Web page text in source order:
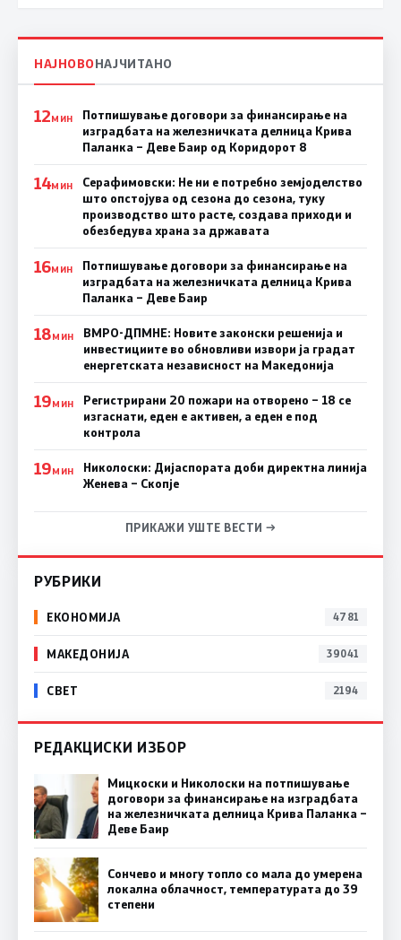
НАЈНОВОНАЈЧИТАНО
12МИН
Потпишување договори за финансирање на
изградбата на железничката делница Крива
Паланка – Деве Баир од Коридорот 8
14МИН
Серафимовски: Не ни е потребно земјоделство
што опстојува од сезона до сезона, туку
производство што расте, создава приходи и
обезбедува храна за државата
16МИН
Потпишување договори за финансирање на
изградбата на железничката делница Крива
Паланка – Деве Баир
18МИН
ВМРО-ДПМНЕ: Новите законски решенија и
инвестициите во обновливи извори ја градат
енергетската независност на Македонија
19МИН
Регистрирани 20 пожари на отворено – 18 се
изгаснати, еден е активен, а еден е под
контрола
19МИН
Николоски: Дијаспората доби директна линија
Женева – Скопје
ПРИКАЖИ УШТЕ ВЕСТИ →
РУБРИКИ
ЕКОНОМИЈА 4781
МАКЕДОНИЈА 39041
СВЕТ 2194
РЕДАКЦИСКИ ИЗБОР
Мицкоски и Николоски на потпишување
договори за финансирање на изградбата
на железничката делница Крива Паланка –
Деве Баир
Сончево и многу топло со мала до умерена
локална облачност, температурата до 39
степени